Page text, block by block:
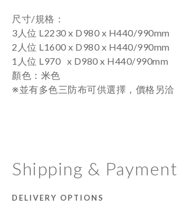
尺寸/規格 ：
3人位 L2230 x D980 x H440/990mm
2人位 L1600 x D980 x H440/990mm
1人位 L970 x D980 x H440/990mm
顏色 ：米色
※並有多色三防布可供選擇，價格另洽
Shipping & Payment
DELIVERY OPTIONS